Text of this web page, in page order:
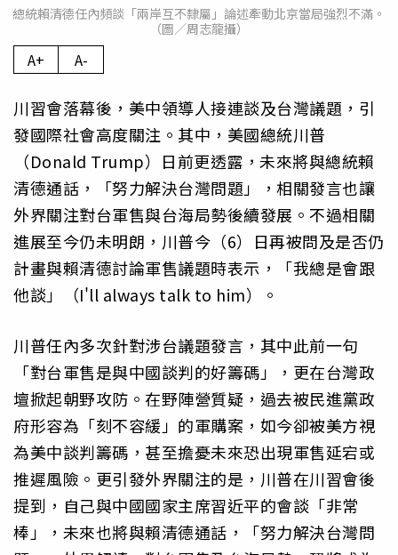
總統賴清德任內頻談「兩岸互不隸屬」論述牽動北京當局強烈不滿。
（圖／周志龍攝）
A+ A-
川習會落幕後，美中領導人接連談及台灣議題，引
發國際社會高度關注。其中，美國總統川普
（Donald Trump）日前更透露，未來將與總統賴
清德通話，「努力解決台灣問題」，相關發言也讓
外界關注對台軍售與台海局勢後續發展。不過相關
進展至今仍未明朗，川普今（6）日再被問及是否仍
計畫與賴清德討論軍售議題時表示，「我總是會跟
他談」（I'll always talk to him）。
川普任內多次針對涉台議題發言，其中此前一句
「對台軍售是與中國談判的好籌碼」，更在台灣政
壇掀起朝野攻防。在野陣營質疑，過去被民進黨政
府形容為「刻不容緩」的軍購案，如今卻被美方視
為美中談判籌碼，甚至擔憂未來恐出現軍售延宕或
推遲風險。更引發外界關注的是，川普在川習會後
提到，自己與中國國家主席習近平的會談「非常
棒」，未來也將與賴清德通話，「努力解決台灣問